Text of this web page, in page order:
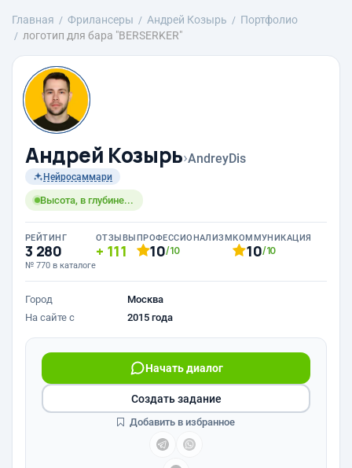
Главная Фрилансеры Андрей Козырь
Портфолио
логотип для бара "BERSERKER"
Андрей Козырь›AndreyDis
Нейросаммари
Высота, в глубине...
РЕЙТИНГ
3 280
№ 770 в каталоге
ОТЗЫВЫ
111
ПРОФЕССИОНАЛИЗМ
10/10
КОММУНИКАЦИЯ
10/10
Город
Москва
На сайте с
2015 года
Начать диалог
Создать задание
Добавить в избранное